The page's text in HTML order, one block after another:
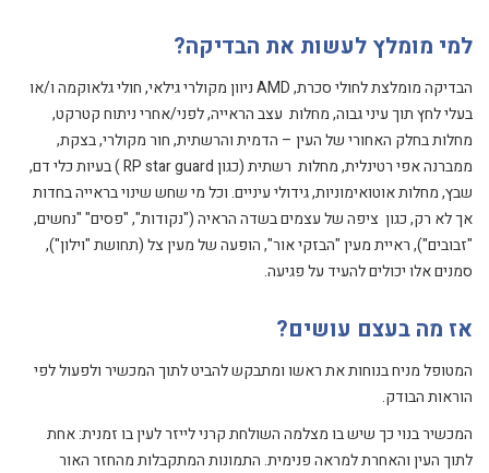
למי מומלץ לעשות את הבדיקה?
הבדיקה מומלצת לחולי סכרת, AMD ניוון מקולרי גילאי, חולי גלאוקמה ו/או
בעלי לחץ תוך עיני גבוה, מחלות עצב הראייה, לפני/אחרי ניתוח קטרקט,
מחלות בחלק האחורי של העין – הדמית והרשתית, חור מקולרי, בצקת,
ממברנה אפי רטינלית, מחלות רשתית (כגון RP star guard ) בעיות כלי דם,
שבץ, מחלות אוטואימוניות, גידולי עיניים. וכל מי שחש שינוי בראייה בחדות
אך לא רק, כגון ציפה של עצמים בשדה הראיה ("נקודות", "פסים" "נחשים,
"זבובים"), ראיית מעין "הבזקי אור", הופעה של מעין צל (תחושת "וילון"),
סמנים אלו יכולים להעיד על פגיעה.
אז מה בעצם עושים?
המטופל מניח בנוחות את ראשו ומתבקש להביט לתוך המכשיר ולפעול לפי
הוראות הבודק.
המכשיר בנוי כך שיש בו מצלמה השולחת קרני לייזר לעין בו זמנית: אחת
לתוך העין והאחרת למראה פנימית. התמונות המתקבלות מהחזר האור